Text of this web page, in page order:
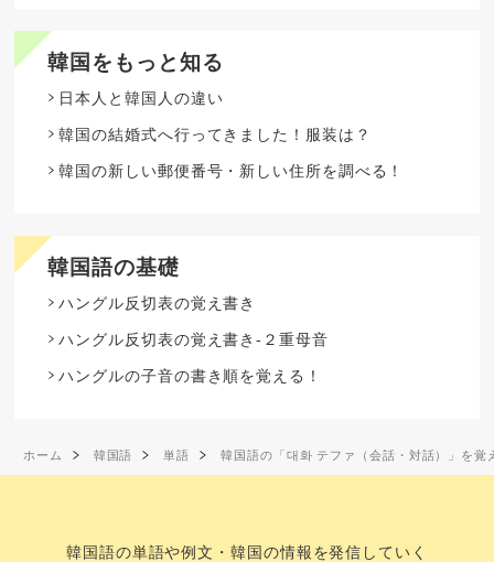
韓国をもっと知る
日本人と韓国人の違い
韓国の結婚式へ行ってきました！服装は？
韓国の新しい郵便番号・新しい住所を調べる！
韓国語の基礎
ハングル反切表の覚え書き
ハングル反切表の覚え書き-２重母音
ハングルの子音の書き順を覚える！
ホーム 韓国語 単語 韓国語の「대화 テファ（会話・対話）」を覚
韓国語の単語や例文・韓国の情報を発信していく